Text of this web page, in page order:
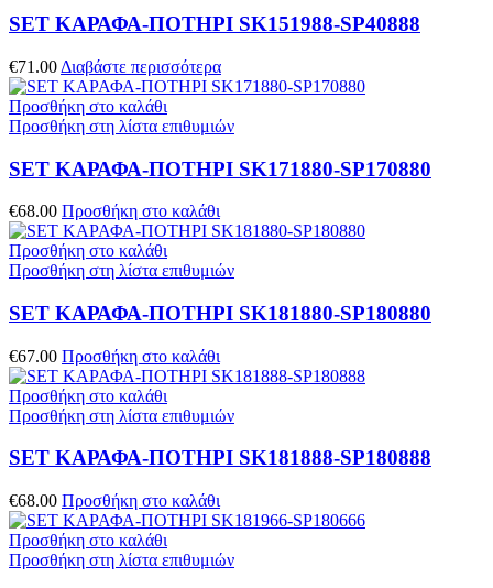
SET ΚΑΡΑΦΑ-ΠΟΤΗΡΙ SK151988-SP40888
€71.00 Διαβάστε περισσότερα
Προσθήκη στο καλάθι
Προσθήκη στη λίστα επιθυμιών
SET ΚΑΡΑΦΑ-ΠΟΤΗΡΙ SK171880-SP170880
€68.00 Προσθήκη στο καλάθι
Προσθήκη στο καλάθι
Προσθήκη στη λίστα επιθυμιών
SET ΚΑΡΑΦΑ-ΠΟΤΗΡΙ SK181880-SP180880
€67.00 Προσθήκη στο καλάθι
Προσθήκη στο καλάθι
Προσθήκη στη λίστα επιθυμιών
SET ΚΑΡΑΦΑ-ΠΟΤΗΡΙ SK181888-SP180888
€68.00 Προσθήκη στο καλάθι
Προσθήκη στο καλάθι
Προσθήκη στη λίστα επιθυμιών